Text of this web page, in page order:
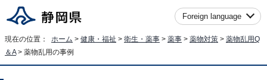
Foreign language
現在の位置： ホーム > 健康・福祉 > 衛生・薬事 > 薬事 > 薬物対策 > 薬物乱用Q
＆A> 薬物乱用の事例